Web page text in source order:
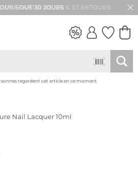
SOUS 30 JOURS
regardent cet article en ce moment
Nail Lacquer 10ml